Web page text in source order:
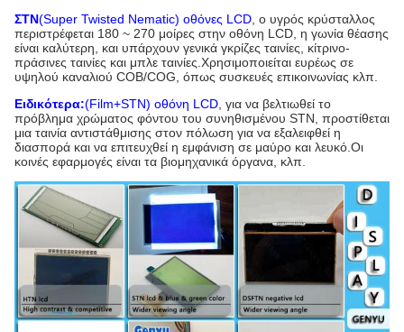
ΣΤΝ(Super Twisted Nematic) οθόνες LCD , ο υγρός κρύσταλλος
περιστρέφεται 180 ~ 270 μοίρες στην οθόνη LCD, η γωνία θέασης
είναι καλύτερη, και υπάρχουν γενικά γκρίζες ταινίες, κίτρινο-
πράσινες ταινίες και μπλε ταινίες.Χρησιμοποιείται ευρέως σε
υψηλού καναλιού COB/COG, όπως συσκευές επικοινωνίας κλπ.
Ειδικότερα:(Film+STN) οθόνη LCD , για να βελτιωθεί το
πρόβλημα χρώματος φόντου του συνηθισμένου STN, προστίθεται
μια ταινία αντιστάθμισης στον πόλωση για να εξαλειφθεί η
διασπορά και να επιτευχθεί η εμφάνιση σε μαύρο και λευκό.Οι
κοινές εφαρμογές είναι τα βιομηχανικά όργανα, κλπ.